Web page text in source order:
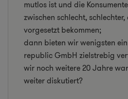
mutlos ist und die
zwischen schlecht,
vorgesetzt bekommen;
dann bieten wir wenigsten
republic GmbH zielstrebig
wir noch weitere 20 Jahre
weiter diskutiert?